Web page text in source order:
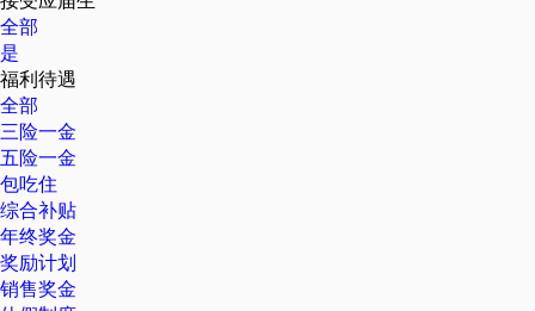
全部
是
福利待遇
全部
三险一金
五险一金
包吃住
综合补贴
年终奖金
奖励计划
销售奖金